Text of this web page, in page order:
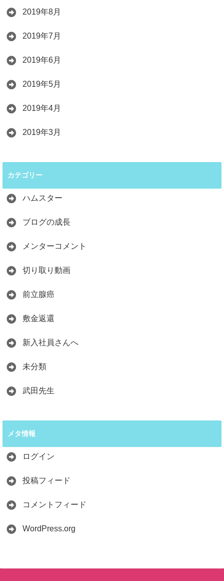
2019年8月
2019年7月
2019年6月
2019年5月
2019年4月
2019年3月
カテゴリー
ハムスター
ブログの成長
メンターコメント
切り取り動画
前立腺癌
敷金返還
新入社員さんへ
未分類
武田先生
メタ情報
ログイン
投稿フィード
コメントフィード
WordPress.org